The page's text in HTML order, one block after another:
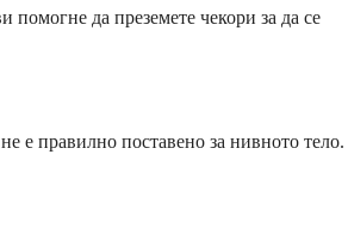
да преземете чекори за да се
е правилно поставено за нивното тело.